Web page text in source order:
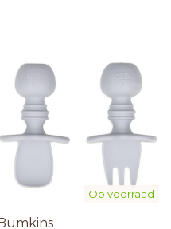
Op voorraad